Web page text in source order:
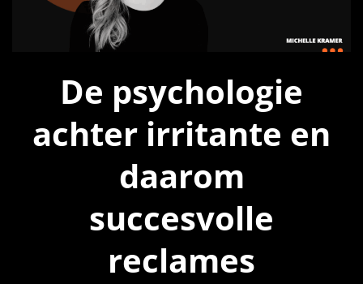
De psychologie
achter irritante en
daarom
succesvolle
reclames